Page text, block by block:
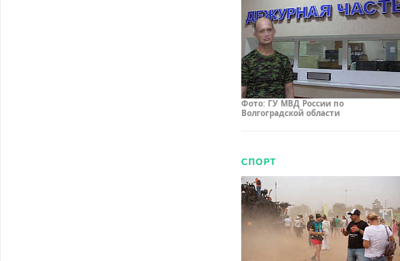
Фото: ГУ МВД России по
Волгоградской области
СПОРТ